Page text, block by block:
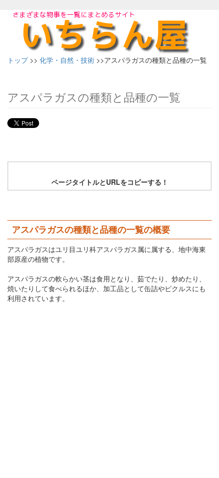
トップ >> 化学・自然・技術 >>アスパラガスの種類と品種の一覧
アスパラガスの種類と品種の一覧
ページタイトルとURLをコピーする！
アスパラガスの種類と品種の一覧の概要
アスパラガスはユリ目ユリ科アスパラガス属に属する、地中海東
部原産の植物です。
アスパラガスの軟らかい茎は食用となり、茹でたり、炒めたり、
焼いたりして食べられるほか、加工品として缶詰やピクルスにも
利用されています。